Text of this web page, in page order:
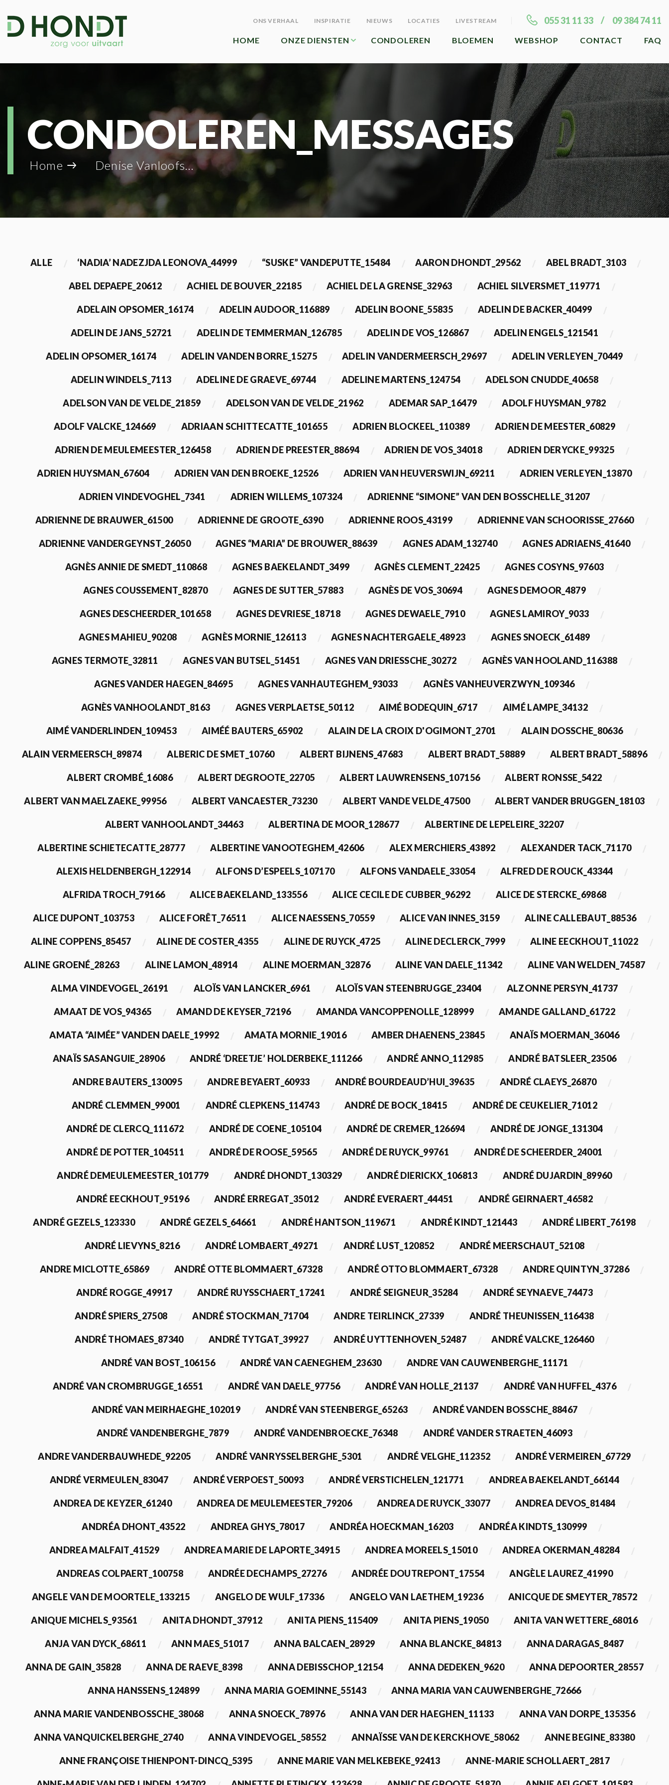
ONS VERHAAL INSPIRATIE NIEUWS LOCATIES LIVESTREAM 055 31 11 33 09 384 74 11
HOME ONZE DIENSTEN CONDOLEREN BLOEMEN WEBSHOP CONTACT FAQ
CONDOLEREN_MESSAGES
Home Denise Vanloofsvelt_73388
ALLE ‘NADIA’ NADEZJDA LEONOVA_44999 “SUSKE” VANDEPUTTE_15484 AARON DHONDT_29562 ABEL BRADT_3103
ABEL DEPAEPE_20612 ACHIEL DE BOUVER_22185 ACHIEL DE LA GRENSE_32963 ACHIEL SILVERSMET_119771
ADELAIN OPSOMER_16174 ADELIN AUDOOR_116889 ADELIN BOONE_55835 ADELIN DE BACKER_40499
ADELIN DE JANS_52721 ADELIN DE TEMMERMAN_126785 ADELIN DE VOS_126867 ADELIN ENGELS_121541
ADELIN OPSOMER_16174 ADELIN VANDEN BORRE_15275 ADELIN VANDERMEERSCH_29697 ADELIN VERLEYEN_70449
ADELIN WINDELS_7113 ADELINE DE GRAEVE_69744 ADELINE MARTENS_124754 ADELSON CNUDDE_40658
ADELSON VAN DE VELDE_21859 ADELSON VAN DE VELDE_21962 ADEMAR SAP_16479 ADOLF HUYSMAN_9782
ADOLF VALCKE_124669 ADRIAAN SCHITTECATTE_101655 ADRIEN BLOCKEEL_110389 ADRIEN DE MEESTER_60829
ADRIEN DE MEULEMEESTER_126458 ADRIEN DE PREESTER_88694 ADRIEN DE VOS_34018 ADRIEN DERYCKE_99325
ADRIEN HUYSMAN_67604 ADRIEN VAN DEN BROEKE_12526 ADRIEN VAN HEUVERSWIJN_69211 ADRIEN VERLEYEN_13870
ADRIEN VINDEVOGHEL_7341 ADRIEN WILLEMS_107324 ADRIENNE “SIMONE” VAN DEN BOSSCHELLE_31207
ADRIENNE DE BRAUWER_61500 ADRIENNE DE GROOTE_6390 ADRIENNE ROOS_43199 ADRIENNE VAN SCHOORISSE_27660
ADRIENNE VANDERGEYNST_26050 AGNES “MARIA” DE BROUWER_88639 AGNES ADAM_132740 AGNES ADRIAENS_41640
AGNÈS ANNIE DE SMEDT_110868 AGNES BAEKELANDT_3499 AGNÈS CLEMENT_22425 AGNES COSYNS_97603
AGNES COUSSEMENT_82870 AGNES DE SUTTER_57883 AGNÈS DE VOS_30694 AGNES DEMOOR_4879
AGNES DESCHEERDER_101658 AGNES DEVRIESE_18718 AGNES DEWAELE_7910 AGNES LAMIROY_9033
AGNES MAHIEU_90208 AGNÈS MORNIE_126113 AGNES NACHTERGAELE_48923 AGNES SNOECK_61489
AGNES TERMOTE_32811 AGNES VAN BUTSEL_51451 AGNES VAN DRIESSCHE_30272 AGNÈS VAN HOOLAND_116388
AGNES VANDER HAEGEN_84695 AGNES VANHAUTEGHEM_93033 AGNÈS VANHEUVERZWYN_109346
AGNÈS VANHOOLANDT_8163 AGNES VERPLAETSE_50112 AIMÉ BODEQUIN_6717 AIMÉ LAMPE_34132
AIMÉ VANDERLINDEN_109453 AIMÉÉ BAUTERS_65902 ALAIN DE LA CROIX D'OGIMONT_2701 ALAIN DOSSCHE_80636
ALAIN VERMEERSCH_89874 ALBERIC DE SMET_10760 ALBERT BIJNENS_47683 ALBERT BRADT_58889 ALBERT BRADT_58896
ALBERT CROMBÉ_16086 ALBERT DEGROOTE_22705 ALBERT LAUWRENSENS_107156 ALBERT RONSSE_5422
ALBERT VAN MAELZAEKE_99956 ALBERT VANCAESTER_73230 ALBERT VANDE VELDE_47500 ALBERT VANDER BRUGGEN_18103
ALBERT VANHOOLANDT_34463 ALBERTINA DE MOOR_128677 ALBERTINE DE LEPELEIRE_32207
ALBERTINE SCHIETECATTE_28777 ALBERTINE VANOOTEGHEM_42606 ALEX MERCHIERS_43892 ALEXANDER TACK_71170
ALEXIS HELDENBERGH_122914 ALFONS D’ESPEELS_107170 ALFONS VANDAELE_33054 ALFRED DE ROUCK_43344
ALFRIDA TROCH_79166 ALICE BAEKELAND_133556 ALICE CECILE DE CUBBER_96292 ALICE DE STERCKE_69868
ALICE DUPONT_103753 ALICE FORÊT_76511 ALICE NAESSENS_70559 ALICE VAN INNES_3159 ALINE CALLEBAUT_88536
ALINE COPPENS_85457 ALINE DE COSTER_4355 ALINE DE RUYCK_4725 ALINE DECLERCK_7999 ALINE EECKHOUT_11022
ALINE GROENÉ_28263 ALINE LAMON_48914 ALINE MOERMAN_32876 ALINE VAN DAELE_11342 ALINE VAN WELDEN_74587
ALMA VINDEVOGEL_26191 ALOÏS VAN LANCKER_6961 ALOÏS VAN STEENBRUGGE_23404 ALZONNE PERSYN_41737
AMAAT DE VOS_94365 AMAND DE KEYSER_72196 AMANDA VANCOPPENOLLE_128999 AMANDE GALLAND_61722
AMATA “AIMÉE” VANDEN DAELE_19992 AMATA MORNIE_19016 AMBER DHAENENS_23845 ANAÏS MOERMAN_36046
ANAÏS SASANGUIE_28906 ANDRÉ ‘DREETJE’ HOLDERBEKE_111266 ANDRÉ ANNO_112985 ANDRÉ BATSLEER_23506
ANDRE BAUTERS_130095 ANDRE BEYAERT_60933 ANDRÉ BOURDEAUD’HUI_39635 ANDRÉ CLAEYS_26870
ANDRÉ CLEMMEN_99001 ANDRÉ CLEPKENS_114743 ANDRÉ DE BOCK_18415 ANDRÉ DE CEUKELIER_71012
ANDRÉ DE CLERCQ_111672 ANDRÉ DE COENE_105104 ANDRÉ DE CREMER_126694 ANDRÉ DE JONGE_131304
ANDRÉ DE POTTER_104511 ANDRÉ DE ROOSE_59565 ANDRÉ DE RUYCK_99761 ANDRÉ DE SCHEERDER_24001
ANDRÉ DEMEULEMEESTER_101779 ANDRÉ DHONDT_130329 ANDRÉ DIERICKX_106813 ANDRÉ DUJARDIN_89960
ANDRÉ EECKHOUT_95196 ANDRÉ ERREGAT_35012 ANDRÉ EVERAERT_44451 ANDRÉ GEIRNAERT_46582
ANDRÉ GEZELS_123330 ANDRÉ GEZELS_64661 ANDRÉ HANTSON_119671 ANDRÉ KINDT_121443 ANDRÉ LIBERT_76198
ANDRÉ LIEVYNS_8216 ANDRÉ LOMBAERT_49271 ANDRÉ LUST_120852 ANDRÉ MEERSCHAUT_52108
ANDRE MICLOTTE_65869 ANDRÉ OTTE BLOMMAERT_67328 ANDRÉ OTTO BLOMMAERT_67328 ANDRE QUINTYN_37286
ANDRÉ ROGGE_49917 ANDRÉ RUYSSCHAERT_17241 ANDRÉ SEIGNEUR_35284 ANDRÉ SEYNAEVE_74473
ANDRÉ SPIERS_27508 ANDRÉ STOCKMAN_71704 ANDRE TEIRLINCK_27339 ANDRÉ THEUNISSEN_116438
ANDRÉ THOMAES_87340 ANDRÉ TYTGAT_39927 ANDRÉ UYTTENHOVEN_52487 ANDRÉ VALCKE_126460
ANDRÉ VAN BOST_106156 ANDRÉ VAN CAENEGHEM_23630 ANDRE VAN CAUWENBERGHE_11171
ANDRÉ VAN CROMBRUGGE_16551 ANDRÉ VAN DAELE_97756 ANDRÉ VAN HOLLE_21137 ANDRÉ VAN HUFFEL_4376
ANDRÉ VAN MEIRHAEGHE_102019 ANDRÉ VAN STEENBERGE_65263 ANDRÉ VANDEN BOSSCHE_88467
ANDRÉ VANDENBERGHE_7879 ANDRÉ VANDENBROECKE_76348 ANDRÉ VANDER STRAETEN_46093
ANDRE VANDERBAUWHEDE_92205 ANDRÉ VANRYSSELBERGHE_5301 ANDRÉ VELGHE_112352 ANDRÉ VERMEIREN_67729
ANDRÉ VERMEULEN_83047 ANDRÉ VERPOEST_50093 ANDRÉ VERSTICHELEN_121771 ANDREA BAEKELANDT_66144
ANDREA DE KEYZER_61240 ANDREA DE MEULEMEESTER_79206 ANDREA DE RUYCK_33077 ANDREA DEVOS_81484
ANDRÉA DHONT_43522 ANDREA GHYS_78017 ANDRÉA HOECKMAN_16203 ANDRÉA KINDTS_130999
ANDREA MALFAIT_41529 ANDREA MARIE DE LAPORTE_34915 ANDREA MOREELS_15010 ANDREA OKERMAN_48284
ANDREAS COLPAERT_100758 ANDRÉE DECHAMPS_27276 ANDRÉE DOUTREPONT_17554 ANGÈLE LAUREZ_41990
ANGELE VAN DE MOORTELE_133215 ANGELO DE WULF_17336 ANGELO VAN LAETHEM_19236 ANICQUE DE SMEYTER_78572
ANIQUE MICHELS_93561 ANITA DHONDT_37912 ANITA PIENS_115409 ANITA PIENS_19050 ANITA VAN WETTERE_68016
ANJA VAN DYCK_68611 ANN MAES_51017 ANNA BALCAEN_28929 ANNA BLANCKE_84813 ANNA DARAGAS_8487
ANNA DE GAIN_35828 ANNA DE RAEVE_8398 ANNA DEBISSCHOP_12154 ANNA DEDEKEN_9620 ANNA DEPOORTER_28557
ANNA HANSSENS_124899 ANNA MARIA GOEMINNE_55143 ANNA MARIA VAN CAUWENBERGHE_72666
ANNA MARIE VANDENBOSSCHE_38068 ANNA SNOECK_78976 ANNA VAN DER HAEGHEN_11133 ANNA VAN DORPE_135356
ANNA VANQUICKELBERGHE_2740 ANNA VINDEVOGEL_58552 ANNAÏSSE VAN DE KERCKHOVE_58062 ANNE BEGINE_83380
ANNE FRANÇOISE THIENPONT-DINCQ_5395 ANNE MARIE VAN MELKEBEKE_92413 ANNE-MARIE SCHOLLAERT_2817